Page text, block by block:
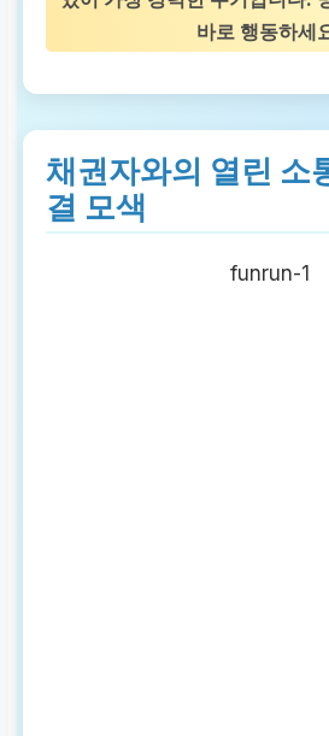
바로 행동하세
채권자와의 열린 소
결 모색
funrun-1